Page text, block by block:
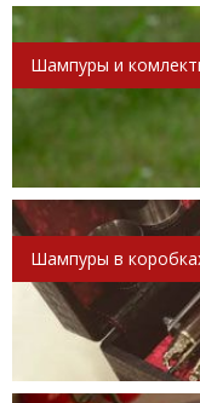
Шампуры и
Шампуры в